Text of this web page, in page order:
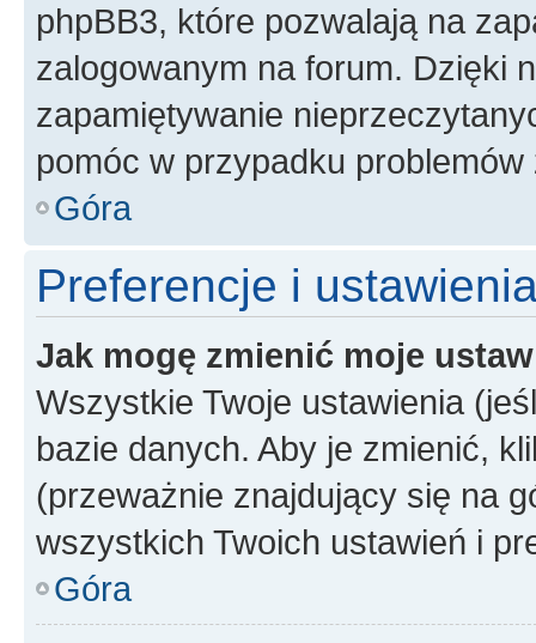
phpBB3, które pozwalają na
zalogowanym na forum. Dzięki
zapamiętywanie
pomóc w przypadku
Góra
Preferencje i
Jak mogę zmienić moje
Wszystkie Twoje ustawienia
bazie danych. Aby je zmienić,
(przeważnie znajdujący się na
wszystkich Twoich ustawień i
Góra